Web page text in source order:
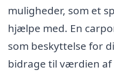
muligheder, som et
hjælpe med. En
som beskyttelse for
bidrage til værdien af